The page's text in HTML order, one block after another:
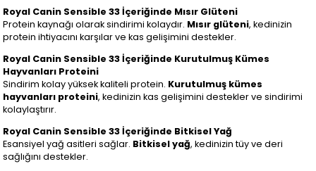
Royal Canin Sensible 33 İçeriğinde Mısır Glüteni
Protein kaynağı olarak sindirimi kolaydır. Mısır glüteni, kedinizin
protein ihtiyacını karşılar ve kas gelişimini destekler.
Royal Canin Sensible 33 İçeriğinde Kurutulmuş Kümes
Hayvanları Proteini
Sindirim kolay yüksek kaliteli protein. Kurutulmuş kümes
hayvanları proteini, kedinizin kas gelişimini destekler ve sindirimi
kolaylaştırır.
Royal Canin Sensible 33 İçeriğinde Bitkisel Yağ
Esansiyel yağ asitleri sağlar. Bitkisel yağ, kedinizin tüy ve deri
sağlığını destekler.